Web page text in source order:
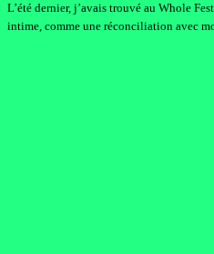
L’été dernier, j’avais trouvé au Whole
intime, comme une réconciliation avec